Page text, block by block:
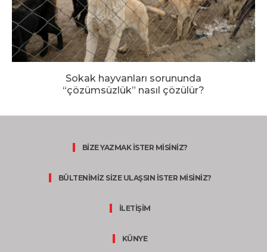
Sokak hayvanları sorununda
“çözümsüzlük” nasıl çözülür?
BİZE YAZMAK İSTER MİSİNİZ?
BÜLTENİMİZ SİZE ULAŞSIN İSTER MİSİNİZ?
İLETİŞİM
KÜNYE